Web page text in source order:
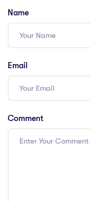
Name
Email
Comment